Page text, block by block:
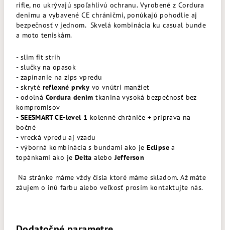
rifle, no ukrývajú spoľahlivú ochranu. Vyrobené z Cordura
denimu a vybavené CE chráničmi, ponúkajú pohodlie aj
bezpečnosť v jednom. Skvelá kombinácia ku casual bunde
a moto teniskám.
- slim fit strih
- slučky na opasok
- zapínanie na zips vpredu
- skryté reflexné prvky vo vnútri manžiet
- odolná Cordura denim tkanina vysoká bezpečnosť bez
kompromisov
- SEESMART CE-level 1 kolenné chrániče + príprava na
bočné
- vrecká vpredu aj vzadu
- výborná kombinácia s bundami ako jeEclipse a
topánkami ako je Delta aleboJefferson
Na stránke máme vždy čísla ktoré máme skladom. Až máte
záujem o inú farbu alebo veľkosť prosím kontaktujte nás.